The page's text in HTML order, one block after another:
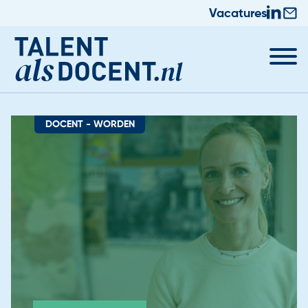
Vacatures
Docent worden
Praktische zaken
DOCENT - WORDEN